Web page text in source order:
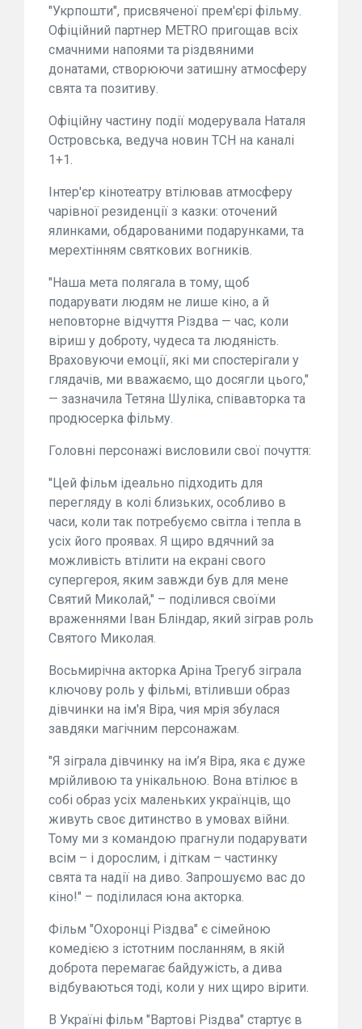
"Укрпошти", присвяченої прем'єрі фільму.
Офіційний партнер METRO пригощав всіх
смачними напоями та різдвяними
донатами, створюючи затишну атмосферу
свята та позитиву.
Офіційну частину події модерувала Наталя
Островська, ведуча новин ТСН на каналі
1+1.
Інтер'єр кінотеатру втілював атмосферу
чарівної резиденції з казки: оточений
ялинками, обдарованими подарунками, та
мерехтінням святкових вогників.
"Наша мета полягала в тому, щоб
подарувати людям не лише кіно, а й
неповторне відчуття Різдва — час, коли
віриш у доброту, чудеса та людяність.
Враховуючи емоції, які ми спостерігали у
глядачів, ми вважаємо, що досягли цього,"
— зазначила Тетяна Шуліка, співавторка та
продюсерка фільму.
Головні персонажі висловили свої почуття:
"Цей фільм ідеально підходить для
перегляду в колі близьких, особливо в
часи, коли так потребуємо світла і тепла в
усіх його проявах. Я щиро вдячний за
можливість втілити на екрані свого
супергероя, яким завжди був для мене
Святий Миколай," – поділився своїми
враженнями Іван Бліндар, який зіграв роль
Святого Миколая.
Восьмирічна акторка Аріна Трегуб зіграла
ключову роль у фільмі, втіливши образ
дівчинки на ім'я Віра, чия мрія збулася
завдяки магічним персонажам.
"Я зіграла дівчинку на ім’я Віра, яка є дуже
мрійливою та унікальною. Вона втілює в
собі образ усіх маленьких українців, що
живуть своє дитинство в умовах війни.
Тому ми з командою прагнули подарувати
всім – і дорослим, і діткам – частинку
свята та надії на диво. Запрошуємо вас до
кіно!" – поділилася юна акторка.
Фільм "Охоронці Різдва" є сімейною
комедією з істотним посланням, в якій
доброта перемагає байдужість, а дива
відбуваються тоді, коли у них щиро вірити.
В Україні фільм "Вартові Різдва" стартує в